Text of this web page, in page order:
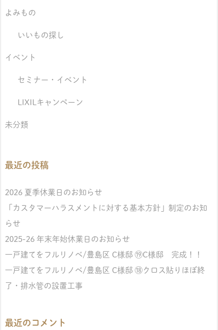
よみもの
いいもの探し
イベント
セミナー・イベント
LIXILキャンペーン
未分類
最近の投稿
2026 夏季休業日のお知らせ
「カスタマーハラスメントに対する基本方針」制定のお知
らせ
2025-26 年末年始休業日のお知らせ
一戸建てをフルリノベ/豊島区 C様邸 ⑲C様邸 完成！！
一戸建てをフルリノベ/豊島区 C様邸 ⑱クロス貼りほぼ終
了・排水管の設置工事
最近のコメント